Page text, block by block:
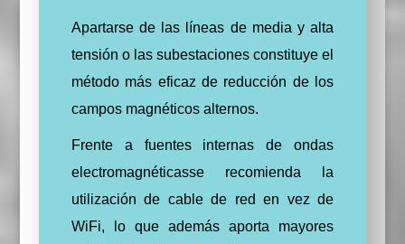
Apartarse de las líneas de media y alta
tensión o las subestaciones constituye el
método más eficaz de reducción de los
campos magnéticos alternos.
Frente a fuentes internas de ondas
electromagnéticasse recomienda la
utilización de cable de red en vez de
WiFi, lo que además aporta mayores